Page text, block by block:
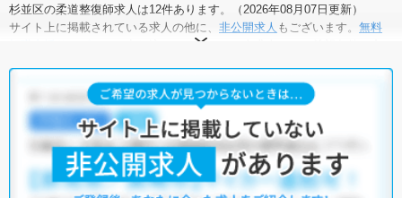
杉並区の柔道整復師求人は12件あります。（2026年08月07日更新）
サイト上に掲載されている求人の他に、 非公開求人 もございます。 無料
にお申し込みいただくと、全求人からご希望条件に合
杉並区の柔道整復師求人では以下のような条件が人気です。
積極採用中・新卒OK・ 残業少なめ 正社員(正職員)
・クリニック・介護福祉施設・整骨院・ その他
他の条件でも人気の求人がございますので、「こだわり条件」から検索
いただくか、お気軽にお問い合わせください。